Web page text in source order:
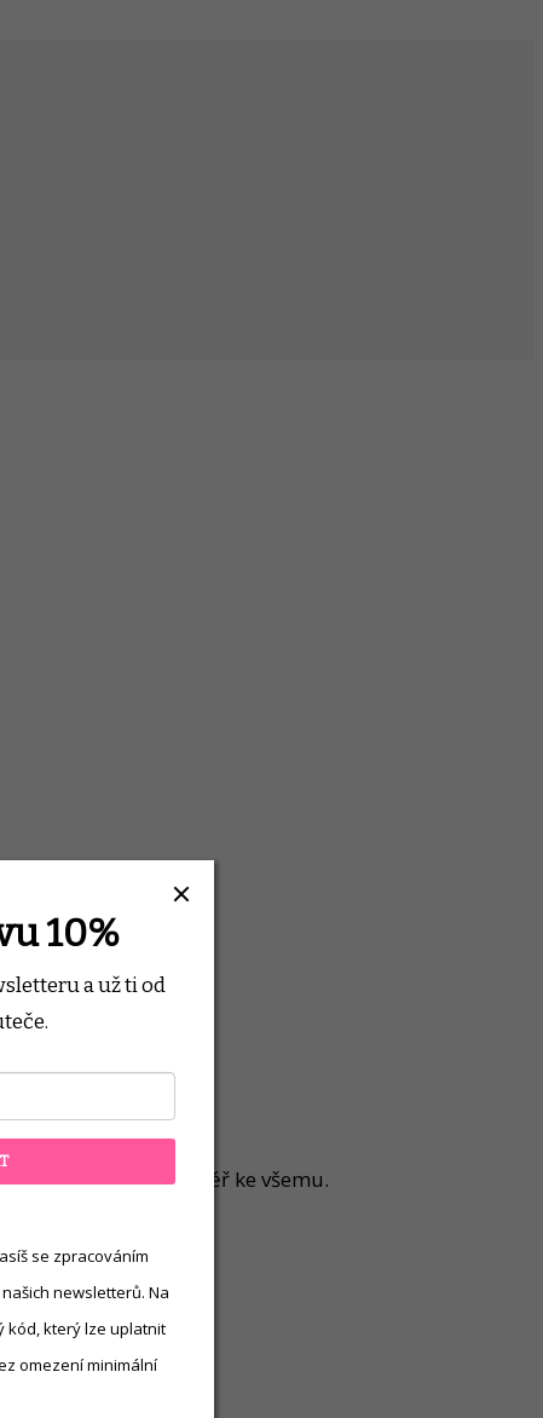
potřebujeme téměř ke všemu.
10%
a už ti od
se zpracováním
newsletterů. Na
kód, který lze uplatnit
omezení minimální